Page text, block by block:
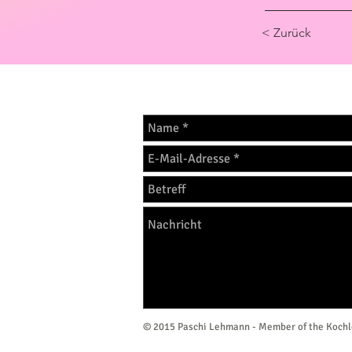
< Zurück
© 2015 Paschi Lehmann - Member of the